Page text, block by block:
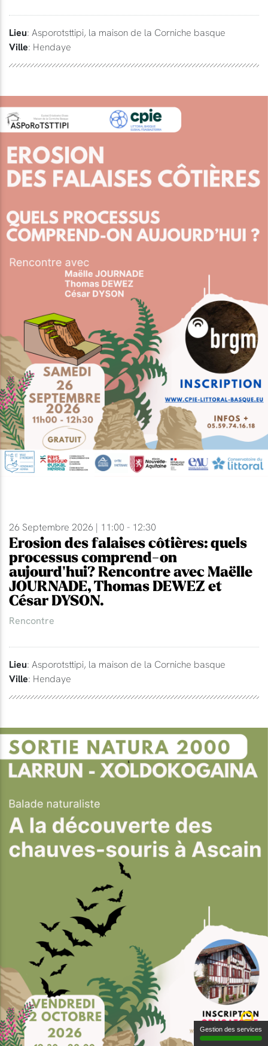
Lieu: Asporotsttipi, la maison de la Corniche basque
Ville: Hendaye
26 Septembre 2026 | 11:00 - 12:30
Erosion des falaises côtières: quels
processus comprend-on
aujourd'hui? Rencontre avec Maëlle
JOURNADE, Thomas DEWEZ et
César DYSON.
Rencontre
Lieu: Asporotsttipi, la maison de la Corniche basque
Ville: Hendaye
Gestion des services